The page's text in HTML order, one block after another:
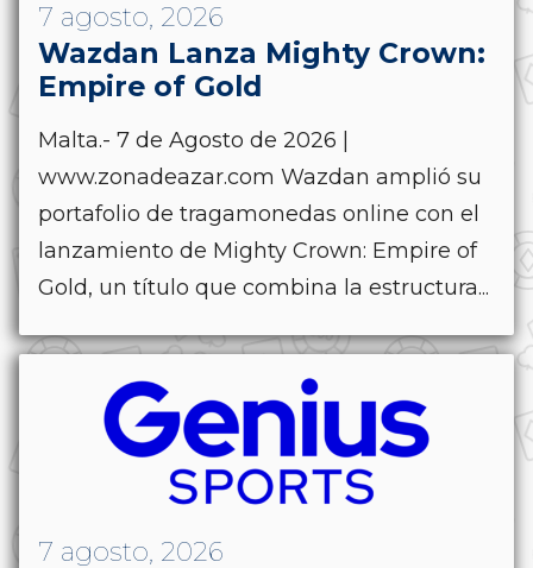
7 agosto, 2026
Wazdan Lanza Mighty Crown:
Empire of Gold
Malta.- 7 de Agosto de 2026 |
www.zonadeazar.com Wazdan amplió su
portafolio de tragamonedas online con el
lanzamiento de Mighty Crown: Empire of
Gold, un título que combina la estructura...
7 agosto, 2026